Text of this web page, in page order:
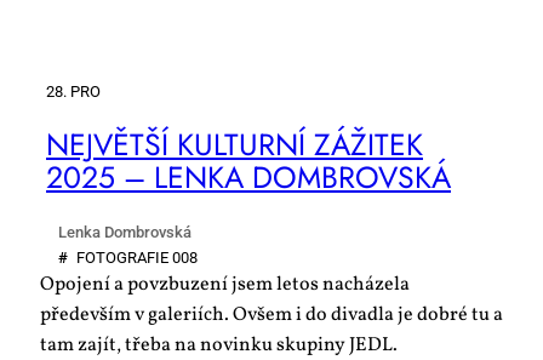
28. PRO
NEJ­VĚT­ŠÍ KUL­TUR­NÍ ZÁ­ŽI­TEK
2025 – LEN­KA DOM­BROV­SKÁ
Lenka Dombrovská
# FO­TO­GRA­FIE 008
Opojení a povzbuzení jsem letos nacházela
především v galeriích. Ovšem i do divadla je dobré tu a
tam zajít, třeba na novinku skupiny JEDL.